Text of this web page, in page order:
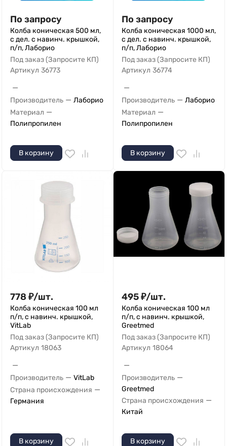
По запросу
Колба коническая 500 мл,
с дел. с навинч. крышкой,
п/п, Лаборио
Под заказ (Запросите КП)
Артикул 36773
—
Производитель — Лаборио
Материал —
Полипропилен
В корзину
По запросу
Колба коническая 1000 мл,
с дел. с навинч. крышкой,
п/п, Лаборио
Под заказ (Запросите КП)
Артикул 36774
—
Производитель — Лаборио
Материал —
Полипропилен
В корзину
778 ₽/шт.
Колба коническая 100 мл
п/п, с навинч. крышкой,
VitLab
Под заказ (Запросите КП)
Артикул 18063
—
Производитель — VitLab
Страна происхождения —
Германия
В корзину
495₽/шт.
Колба коническая 100 мл
п/п, с навинч. крышкой,
Greetmed
Под заказ (Запросите КП)
Артикул 18064
—
Производитель —
Greetmed
Страна происхождения —
Китай
В корзину